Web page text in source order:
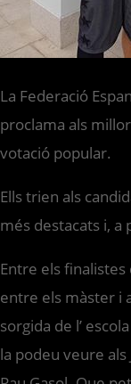
La Federació
proclama als
votació popular.
Ells trien als
més destacats i, a
Entre els finalistes
entre els màster i
sorgida de l’
la podeu veure als